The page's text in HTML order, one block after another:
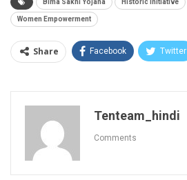
Bima Sakhi Yojana Historic Initiative
Women Empowerment
Share Facebook Twitter
Tenteam_hindi
Comments